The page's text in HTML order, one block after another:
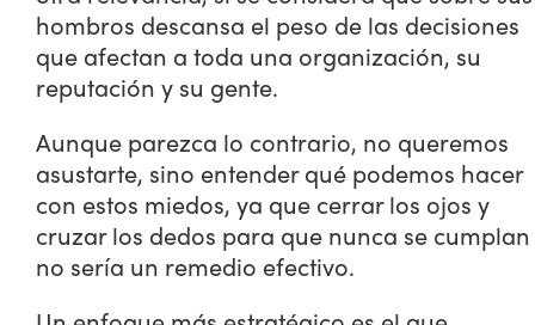
hombros descansa el peso de las decisiones
que afectan a toda una organización, su
reputación y su gente.
Aunque parezca lo contrario, no queremos
asustarte, sino entender qué podemos hacer
con estos miedos, ya que cerrar los ojos y
cruzar los dedos para que nunca se cumplan
no sería un remedio efectivo.